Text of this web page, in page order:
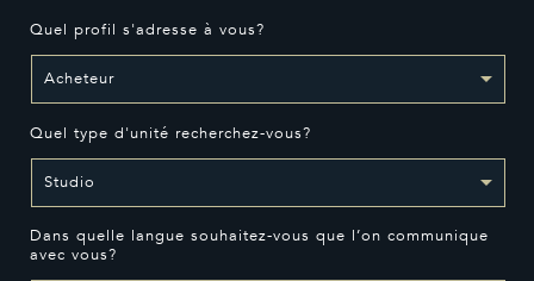
Quel profil s'adresse à vous?
Quel type d'unité recherchez-vous?
Dans quelle langue souhaitez-vous que l’on communique
avec vous?